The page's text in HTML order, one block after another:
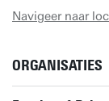
Navigeer naar
ORGANISATIES